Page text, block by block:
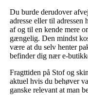
Du burde derudover
adresse eller til
af og til en kende mere
gængelig. Den mindst
være at du selv henter
befinder dig nær e-
Fragttiden på Stof og
aktuel hvis du behøver
ganske relevant at man